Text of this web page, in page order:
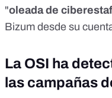
"oleada de
Bizum desde su
La OSI ha
las campañas